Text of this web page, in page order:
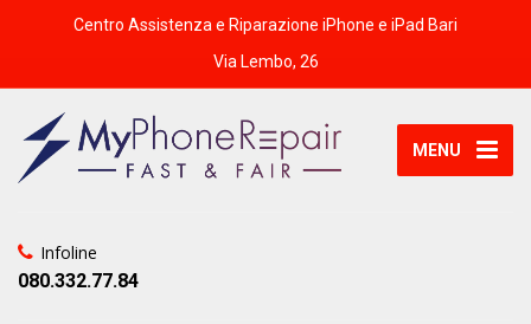
Centro Assistenza e Riparazione iPhone e iPad Bari
Via Lembo, 26
MENU
Infoline
080.332.77.84